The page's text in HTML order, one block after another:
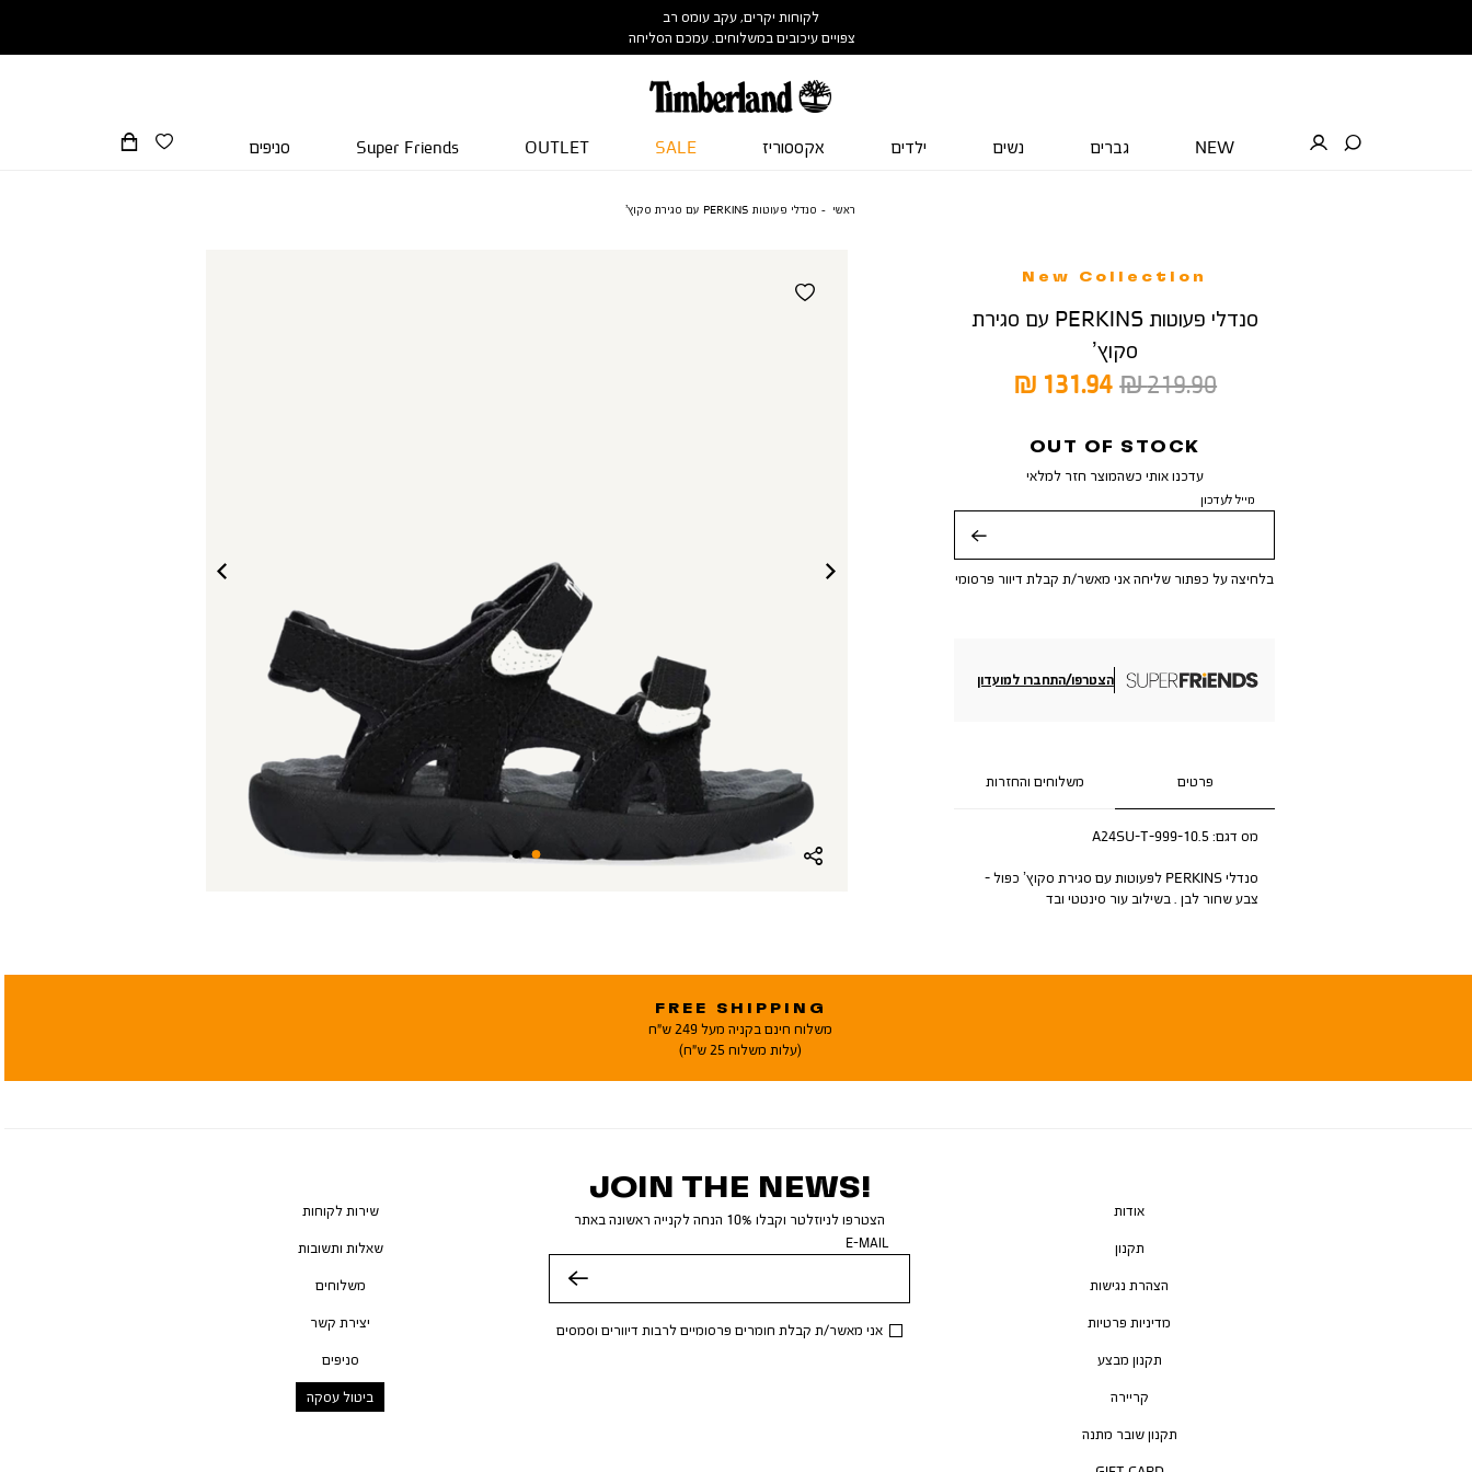
לקוחות יקרים, עקב עומס רב
צפויים עיכובים במשלוחים. עמכם הסליחה
NEW גברים נשים ילדים אקססוריז SALE
OUTLET
Super Friends סניפים
ראשי סנדלי פעוטות PERKINS עם סגירת סקוץ’
New Collection
סנדלי פעוטות PERKINS עם סגירת
סקוץ’
מחיר
131.94 ₪
מחיר
219.90 ₪
OUT OF STOCK
עדכנו אותי כשהמוצר חזר למלאי
מייל לעדכון
בלחיצה על כפתור שליחה אני מאשר/ת קבלת דיוור פרסומי
הצטרפו/התחברו למועדון
פרטים משלוחים והחזרות
מס דגם:A24SU-T-999-10.5
סנדלי PERKINS לפעוטות עם סגירת סקוץ’ כפול -
צבע שחור לבן . בשילוב עור סינטטי ובד
FREE SHIPPING
משלוח חינם בקניה מעל 249 ש"ח
(עלות משלוח 25 ש"ח)
JOIN THE NEWS!
הצטרפו לניוזלטר וקבלו 10% הנחה לקנייה ראשונה באתר
E-MAIL
אני מאשר/ת קבלת חומרים פרסומיים לרבות דיוורים וסמסים
אודות
תקנון
הצהרת נגישות
מדיניות פרטיות
תקנון מבצע
קריירה
תקנון שובר מתנה
שירות לקוחות
שאלות ותשובות
משלוחים
יצירת קשר
סניפים
ביטול עסקה